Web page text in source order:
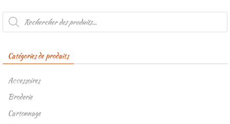
Recherche
produits
Catégories de produits
Accessoires
Broderie
Cartonnage